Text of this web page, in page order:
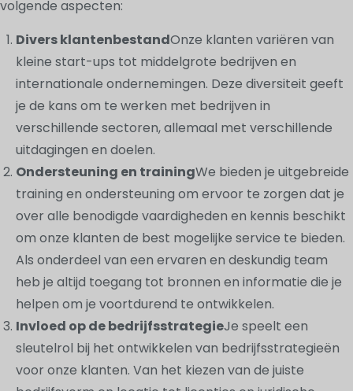
volgende aspecten:
Divers klantenbestandOnze klanten variëren van
kleine start-ups tot middelgrote bedrijven en
internationale ondernemingen. Deze diversiteit geeft
je de kans om te werken met bedrijven in
verschillende sectoren, allemaal met verschillende
uitdagingen en doelen.
Ondersteuning en trainingWe bieden je uitgebreide
training en ondersteuning om ervoor te zorgen dat je
over alle benodigde vaardigheden en kennis beschikt
om onze klanten de best mogelijke service te bieden.
Als onderdeel van een ervaren en deskundig team
heb je altijd toegang tot bronnen en informatie die je
helpen om je voortdurend te ontwikkelen.
Invloed op de bedrijfsstrategieJe speelt een
sleutelrol bij het ontwikkelen van bedrijfsstrategieën
voor onze klanten. Van het kiezen van de juiste